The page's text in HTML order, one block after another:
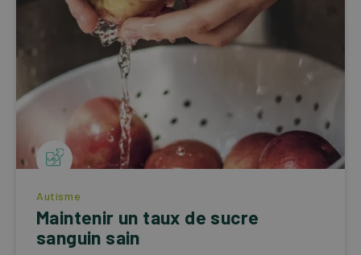
Autisme
Maintenir un taux de sucre
sanguin sain